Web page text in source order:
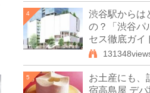
4
渋谷駅からは
の？「渋谷パ
セス徹底ガイ
5
お土産にも、
宿高島屋 デ